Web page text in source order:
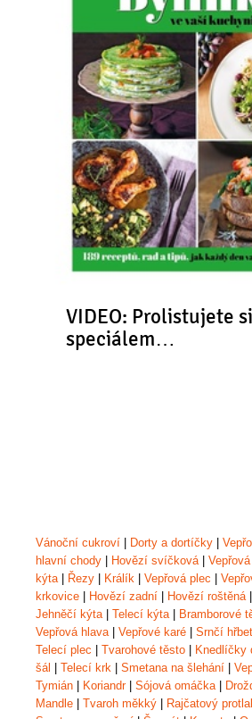
VIDEO: Prolistujete
speciálem…
Vánoční cukroví Dorty a dortíčky
hlavní chody
Hovězí svíčková|
kýta| Řezy Králík Vepřová plec
krkovice
Hovězí zadní Hovězí roštěná|
Jehněčí kýta| Telecí kýta| Bramborové
Vepřová hlava| Vepřové karé Srnčí
Telecí plec
Tvarohové těsto Knedlíčky
šál
Telecí krk Smetana na šlehání
Tymián
Koriandr| Sójová omáčka|
Mandle
Tvaroh měkký Rajčatový